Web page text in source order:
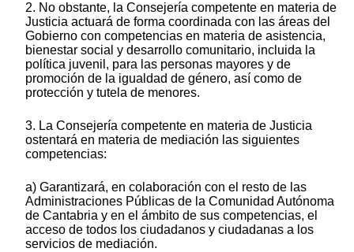
2. No obstante, la Consejería competente en materia de
Justicia actuará de forma coordinada con las áreas del
Gobierno con competencias en materia de asistencia,
bienestar social y desarrollo comunitario, incluida la
política juvenil, para las personas mayores y de
promoción de la igualdad de género, así como de
protección y tutela de menores.
3. La Consejería competente en materia de Justicia
ostentará en materia de mediación las siguientes
competencias:
a) Garantizará, en colaboración con el resto de las
Administraciones Públicas de la Comunidad Autónoma
de Cantabria y en el ámbito de sus competencias, el
acceso de todos los ciudadanos y ciudadanas a los
servicios de mediación.